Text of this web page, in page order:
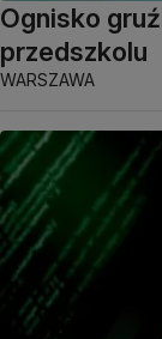
Ognisko
przedszkolu
WARSZAWA